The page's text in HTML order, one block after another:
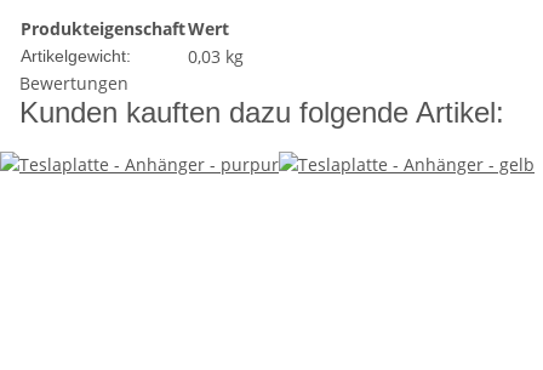
ProdukteigenschaftWert
Artikelgewicht: 0,03 kg
Bewertungen
Kunden kauften dazu folgende Artikel: